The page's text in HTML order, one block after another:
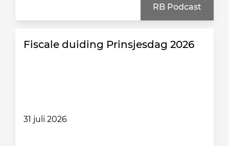
RB Podcast
Fiscale duiding Prinsjesdag 2026
31 juli 2026